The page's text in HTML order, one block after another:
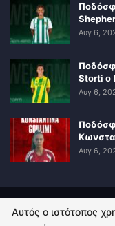
Αυγ 6,
Storti ο
Αυγ 6,
Αυγ 6,
Αυτός ο ιστότοπος